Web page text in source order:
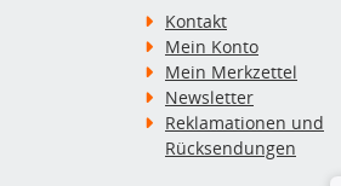
Kontakt
Mein Konto
Mein Merkzettel
Newsletter
Reklamationen und
Rücksendungen